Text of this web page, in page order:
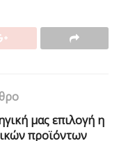
μας επιλογή η
προϊόντων